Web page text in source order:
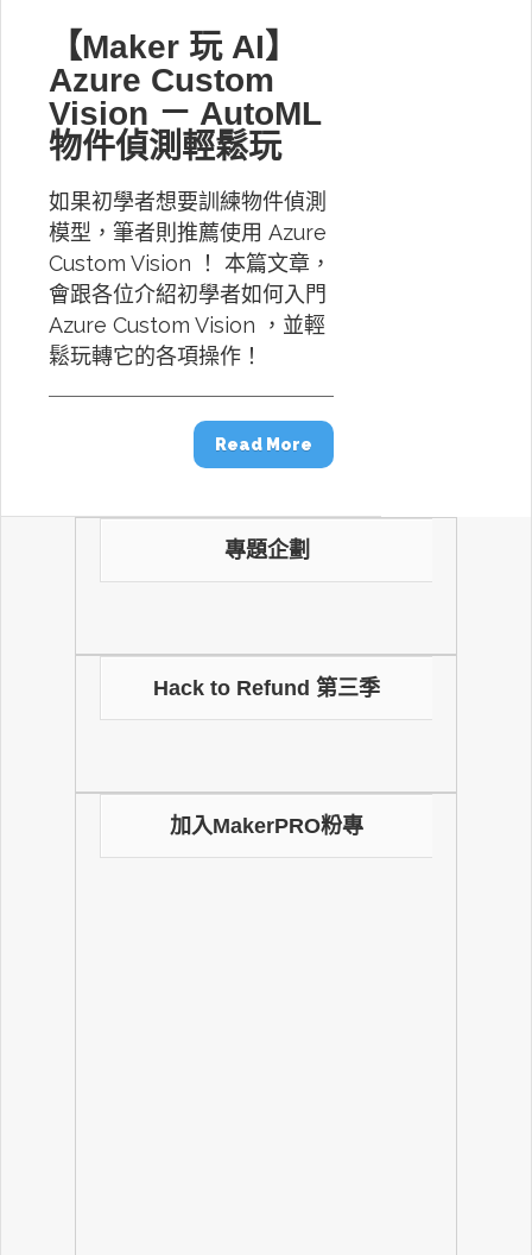
【Maker 玩 AI】
Azure Custom
Vision － AutoML
物件偵測輕鬆玩
如果初學者想要訓練物件偵測
模型，筆者則推薦使用 Azure
Custom Vision ！ 本篇文章，
會跟各位介紹初學者如何入門
Azure Custom Vision ，並輕
鬆玩轉它的各項操作！
Read More
專題企劃
Hack to Refund 第三季
加入MakerPRO粉專